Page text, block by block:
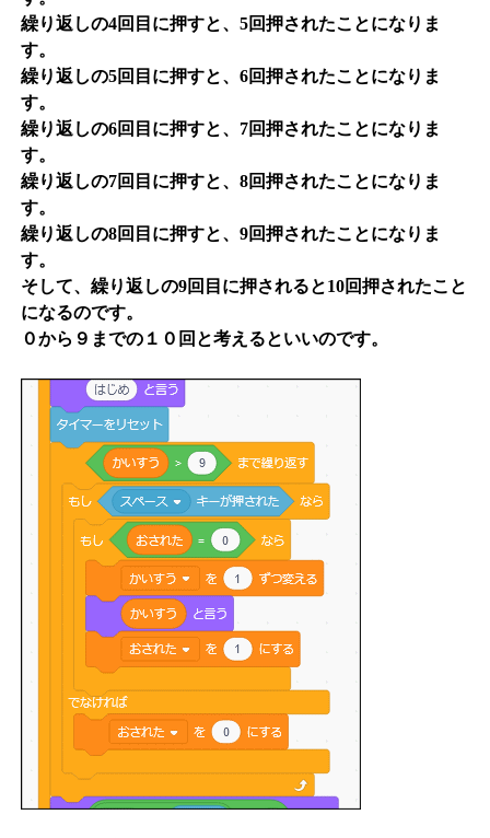
繰り返しの4回目に押すと、5回押されたことになりま
す。
繰り返しの5回目に押すと、6回押されたことになりま
す。
繰り返しの6回目に押すと、7回押されたことになりま
す。
繰り返しの7回目に押すと、8回押されたことになりま
す。
繰り返しの8回目に押すと、9回押されたことになりま
す。
そして、繰り返しの9回目に押されると10回押されたこと
になるのです。
０から９までの１０回と考えるといいのです。